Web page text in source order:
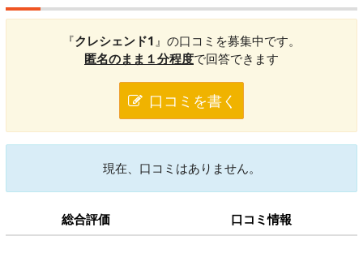
『クレシェンド1 』の口コミを募集中です。
匿名のまま１分程度で回答できます
口コミを書く
現在、口コミはありません。
総合評価 口コミ情報